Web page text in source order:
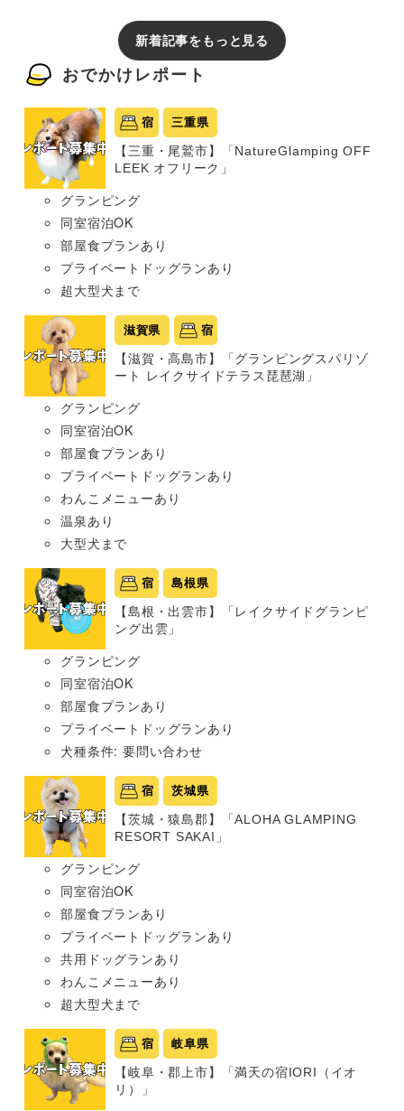
新着記事をもっと見る
おでかけレポート
宿 三重県
【三重・尾鷲市】「NatureGlamping OFF
LEEK オフリーク」
グランピング
同室宿泊OK
部屋食プランあり
プライベートドッグランあり
超大型犬まで
滋賀県 宿
【滋賀・高島市】「グランピングスパリゾ
ート レイクサイドテラス琵琶湖」
グランピング
同室宿泊OK
部屋食プランあり
プライベートドッグランあり
わんこメニューあり
温泉あり
大型犬まで
宿 島根県
【島根・出雲市】「レイクサイドグランピ
ング出雲」
グランピング
同室宿泊OK
部屋食プランあり
プライベートドッグランあり
犬種条件: 要問い合わせ
宿 茨城県
【茨城・猿島郡】「ALOHA GLAMPING
RESORT SAKAI」
グランピング
同室宿泊OK
部屋食プランあり
プライベートドッグランあり
共用ドッグランあり
わんこメニューあり
超大型犬まで
宿 岐阜県
【岐阜・郡上市】「満天の宿IORI（イオ
リ）」